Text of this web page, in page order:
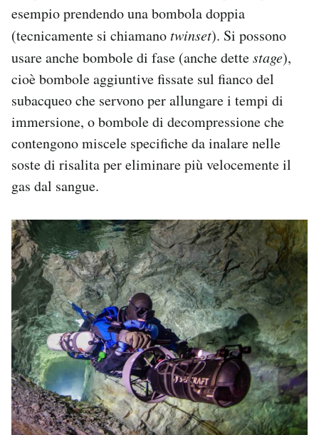
esempio prendendo una bombola doppia
(tecnicamente si chiamanotwinset). Si possono
usare anche bombole di fase (anche dettestage),
cioè bombole aggiuntive fissate sul fianco del
subacqueo che servono per allungare i tempi di
immersione, o bombole di decompressione che
contengono miscele specifiche da inalare nelle
soste di risalita per eliminare più velocemente il
gas dal sangue.